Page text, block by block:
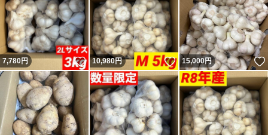
7,780円 いいね！
10,980円 いいね！
15,000円